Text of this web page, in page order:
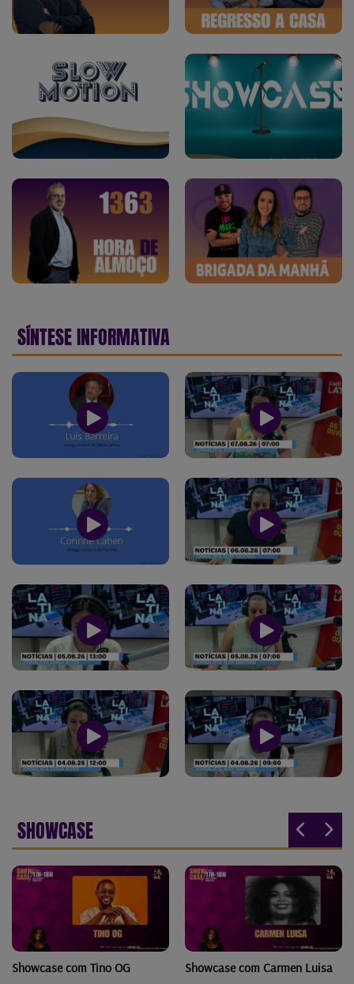
SÍNTESE INFORMATIVA
SHOWCASE
Showcase com Tino OG Showcase com Carmen Luisa